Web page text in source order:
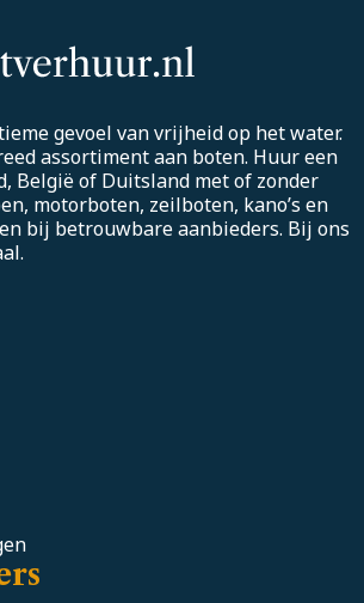
gevoel van vrijheid op het water.
assortiment aan boten. Huur een
België of Duitsland met of zonder
motorboten, zeilboten, kano’s en
bij betrouwbare aanbieders. Bij ons